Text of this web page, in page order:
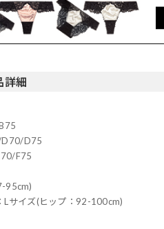
詳細
D75
F75
95cm)
サイズ(ヒップ：92-100cm)